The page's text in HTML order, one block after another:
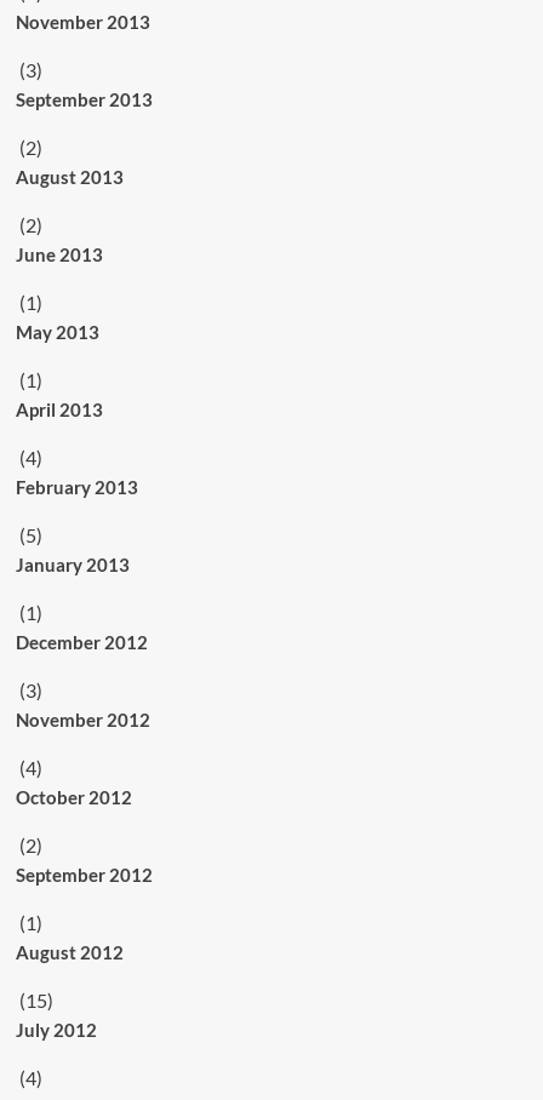
November 2013
(3)
September 2013
(2)
August 2013
(2)
June 2013
(1)
May 2013
(1)
April 2013
(4)
February 2013
(5)
January 2013
(1)
December 2012
(3)
November 2012
(4)
October 2012
(2)
September 2012
(1)
August 2012
(15)
July 2012
(4)